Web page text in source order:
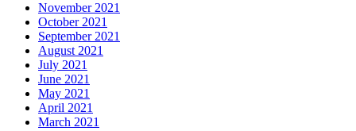
November 2021
October 2021
September 2021
August 2021
July 2021
June 2021
May 2021
April 2021
March 2021